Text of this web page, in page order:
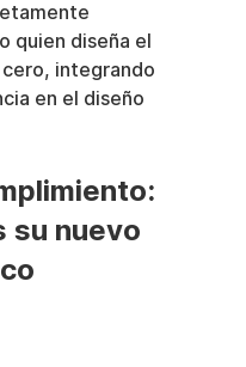
quien diseña el
integrando
en el diseño
su nuevo